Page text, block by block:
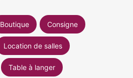
Boutique Consigne
Location de salles
Table à langer